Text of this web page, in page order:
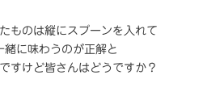
ものは縦にスプーンを入れて
緒に味わうのが正解と
すけど皆さんはどうですか？